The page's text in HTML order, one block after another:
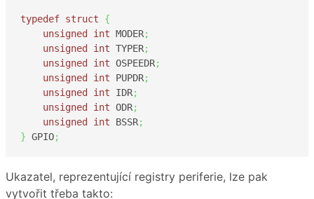
typedef struct
{
unsigned
int MODER;
unsigned
int TYPER;
unsigned
int OSPEEDR;
unsigned
int PUPDR;
unsigned
int IDR;
unsigned
int ODR;
unsigned
int BSSR;
} GPIO;
Ukazatel, reprezentující registry periferie, lze pak
vytvořit třeba takto: